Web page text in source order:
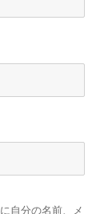
自分の名前、メ